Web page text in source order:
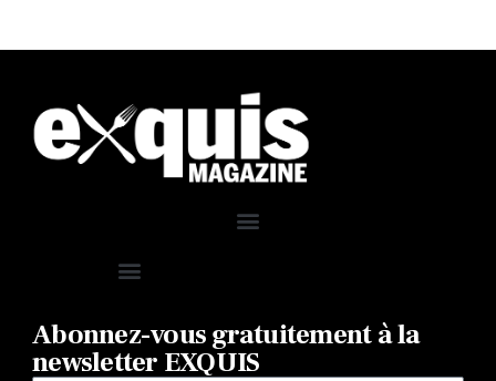
Abonnez-vous gratuitement à la
newsletter EXQUIS